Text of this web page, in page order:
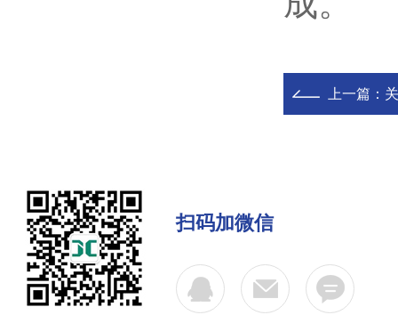
上一篇：
扫码加微信